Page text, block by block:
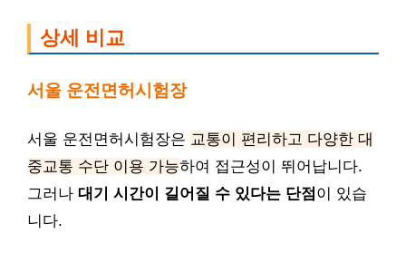
상세 비교
서울 운전면허시험장
서울 운전면허시험장은 교통이 편리하고 다양한 대
중교통 수단 이용 가능하여 접근성이 뛰어납니다.
그러나 대기 시간이 길어질 수 있다는 단점이 있습
니다.